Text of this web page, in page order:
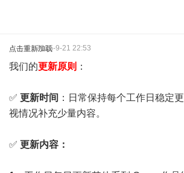
点击重新加载2025-9-21 22:53
我们的更新原则 ：
✅ 更新时间 ：日常保持每个工作日稳定
视情况补充少量内容。
✅ 更新内容：